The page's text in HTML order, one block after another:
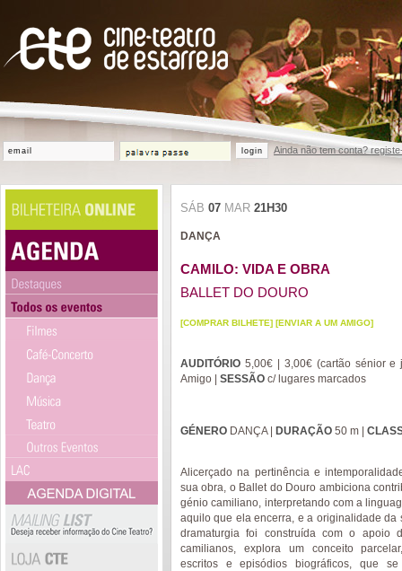
login Ainda não tem conta?
SÁB 07 MAR 21H30
DANÇA
CAMILO: VIDA E OBRA
BALLET DO DOURO
[COMPRAR BILHETE] [ENVIAR A UM AMIGO]
AUDITÓRIO 5,00€ | 3,00€ (cartão sénior e
Amigo | SESSÃO c/ lugares marcados
GÉNERO DANÇA | DURAÇÃO 50 m |
Alicerçado na pertinência e
sua obra, o Ballet do Douro ambiciona
génio camiliano, interpretando com a
aquilo que ela encerra, e a originalidade da
dramaturgia foi construída com o apoio
camilianos, explora um conceito
escritos e episódios biográficos, que